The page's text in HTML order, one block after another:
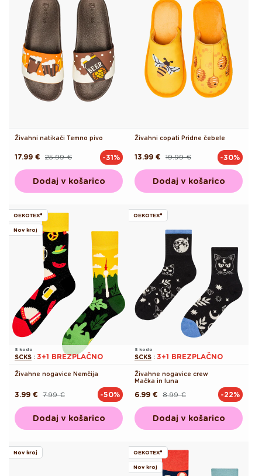
Živahni natikači Temno pivo
Redna
25.99 €
Akcijska
17.99 € -31%
Dodaj v košarico
Živahni copati Pridne čebele
Redna
19.99 €
Akcijska
13.99 € -30%
Dodaj v košarico
OEKOTEX®
Nov kroj
S kodo
SCKS : 3+1 BREZPLAČNO
Živahne nogavice Nemčija
Redna 7.99 €
Akcijska
3.99 € -50%
Dodaj v košarico
OEKOTEX®
S kodo
SCKS : 3+1 BREZPLAČNO
Živahne nogavice crew
Mačka in luna
Redna 8.99 €
Akcijska
6.99 € -22%
Dodaj v košarico
Nov kroj OEKOTEX®
Nov kroj